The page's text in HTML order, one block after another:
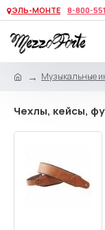
ЭЛЬ-МОНТЕ 8-800-
Музыкальные
Чехлы, кейсы,